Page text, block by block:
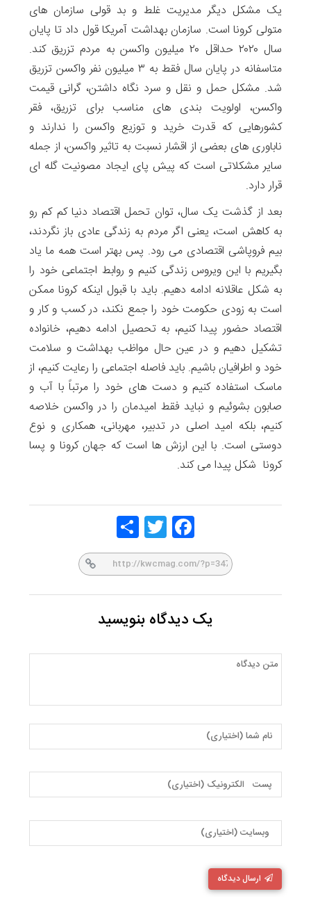
یک مشکل دیگر مدیریت غلط و بد قولی سازمان های
متولی کرونا است. سازمان بهداشت آمریکا قول داد تا پایان
سال ۲۰۲۰ حداقل ۲۰ میلیون واکسن به مردم تزریق کند.
متاسفانه در پایان سال فقط به ۳ میلیون نفر واکسن تزریق
شد. مشکل حمل و نقل و سرد نگاه داشتن، گرانی قیمت
واکسن، اولویت بندی های مناسب برای تزریق، فقر
کشورهایی که قدرت خرید و توزیع واکسن را ندارند و
ناباوری های بعضی از اقشار نسبت به تاثیر واکسن، از جمله
سایر مشکلاتی است که پیش پای ایجاد مصونیت گله ای
قرار دارد.
بعد از گذشت یک سال، توان تحمل اقتصاد دنیا کم کم رو
به کاهش است، یعنی اگر مردم به زندگی عادی باز نگردند،
بیم فروپاشی اقتصادی می رود. پس بهتر است همه ما یاد
بگیریم با این ویروس زندگی کنیم و روابط اجتماعی خود را
به شکل عاقلانه ادامه دهیم. باید با قبول اینکه کرونا ممکن
است به زودی حکومت خود را جمع نکند، در کسب و کار و
اقتصاد حضور پیدا کنیم، به تحصیل ادامه دهیم، خانواده
تشکیل دهیم و در عین حال مواظب بهداشت و سلامت
خود و اطرافیان باشیم. باید فاصله اجتماعی را رعایت کنیم، از
ماسک استفاده کنیم و دست های خود را مرتباً با آب و
صابون بشوئیم و نباید فقط امیدمان را در واکسن خلاصه
کنیم، بلکه امید اصلی در تدبیر، مهربانی، همکاری و نوع
دوستی است. با این ارزش ها است که جهان کرونا و پسا
کرونا شکل پیدا می کند.
Face
Twitt
یک دیدگاه بنویسید
ارسال دیدگاه